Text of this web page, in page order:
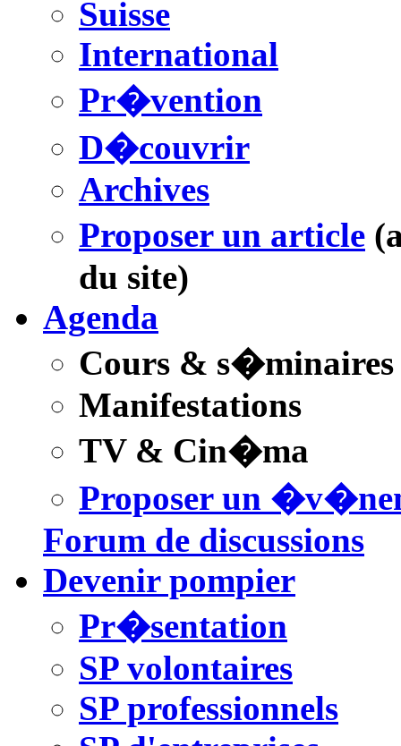
Suisse
International
Pr�vention
D�couvrir
Archives
Proposer un article
du site)
Agenda
Cours & s�minaires
Manifestations
TV & Cin�ma
Proposer un
Forum de discussions
Devenir pompier
Pr�sentation
SP volontaires
SP professionnels